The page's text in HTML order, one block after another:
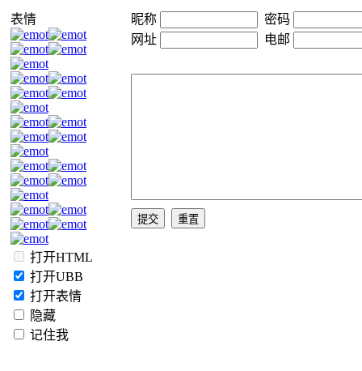
表情
打开HTML
打开UBB
打开表情
隐藏
记住我
昵称
密码
网址
电邮